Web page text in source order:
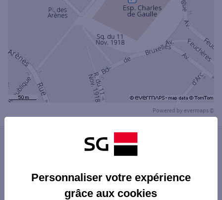
Ville / Code postal
Rechercher
Powered by evermaps ©
Les agences SG ENTREPRISE dans les villes à
SAINT-GILLES
Les agences SG ENTREPRISE dans les
départements limitrophes
Personnaliser votre expérience
grâce aux cookies